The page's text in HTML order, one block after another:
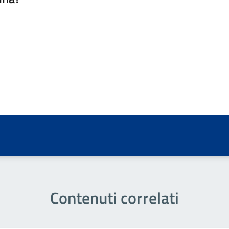
5 stelle su 5
4 stelle su 5
3 stelle su 5
2 stelle su 5
Contenuti correlati